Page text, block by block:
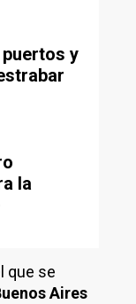
y
la
que se
Aires